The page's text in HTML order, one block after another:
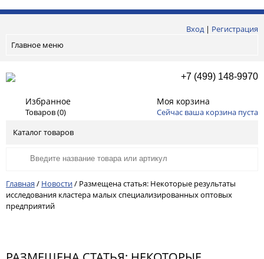
Вход| Регистрация
Главное меню
+7 (499) 148-9970
Избранное
Товаров (0)
Моя корзина
Сейчас ваша корзина пуста
Каталог товаров
Главная / Новости/ Размещена статья: Некоторые результаты
исследования кластера малых специализированных оптовых
предприятий